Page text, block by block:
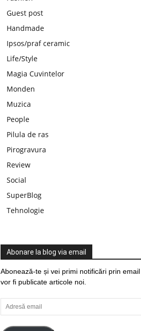
Guest post
Handmade
Ipsos/praf ceramic
Life/Style
Magia Cuvintelor
Monden
Muzica
People
Pilula de ras
Pirogravura
Review
Social
SuperBlog
Tehnologie
Abonare la blog via email
Abonează-te și vei primi notificări prin
vor fi publicate articole noi.
Adresă
email